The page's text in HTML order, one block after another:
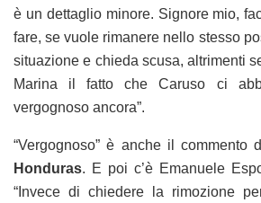
è un dettaglio minore. Signore mio,
fare, se vuole rimanere nello stesso
situazione e chieda scusa, altrimenti
Marina il fatto che Caruso ci
vergognoso ancora”.
“Vergognoso” è anche il commento
Honduras. E poi c’è Emanuele
“Invece di chiedere la rimozione